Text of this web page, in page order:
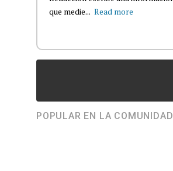
que medie... Read more
POPULAR EN LA COMUNIDAD